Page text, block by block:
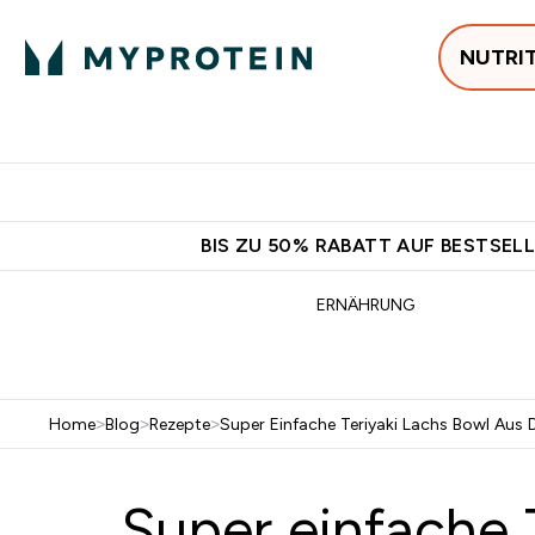
BIS ZU 50% RABATT AUF
ERNÄHRUNG
Home>Blog>Rezepte>Super Einfache Teriyaki Lachs Bowl Aus